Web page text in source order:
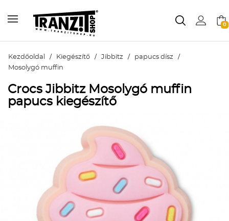
0
Kezdőoldal / Kiegészítő / Jibbitz / papucs dísz /
Mosolygó muffin
Crocs Jibbitz Mosolygó muffin
papucs kiegészítő